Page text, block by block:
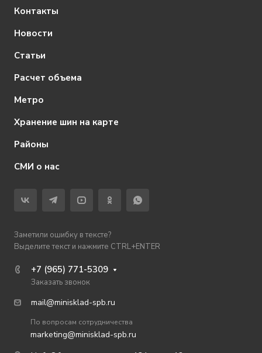
Контакты
Новости
Статьи
Расчет объема
Метро
Хранение шин на карте
Районы
СМИ о нас
Заметили ошибку в тексте?
Выделите текст и нажмите CTRL+ENTER
+7 (965) 771-5309
Заказать звонок
По вопросам сотрудничества
marketing@minisklad-spb.ru
mail@minisklad-spb.ru